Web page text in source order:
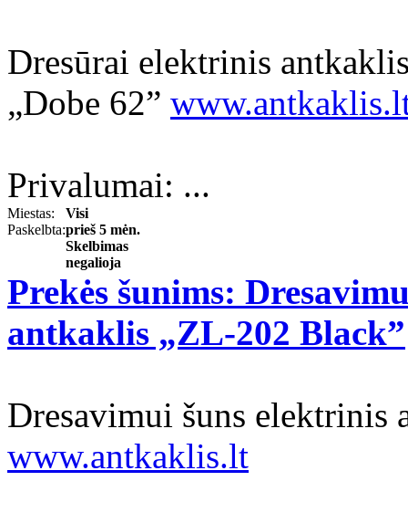
Dresūrai elektrinis
„Dobe 62”
Privalumai: ...
Miestas:
Visi
Paskelbta:prieš 5 mėn.
Skelbimas
negalioja
Prekės šunims:
antkaklis „ZL-202 Black”
Dresavimui šuns elektrinis
www.antkaklis.lt